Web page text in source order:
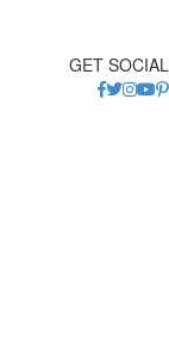
GET SOCIAL